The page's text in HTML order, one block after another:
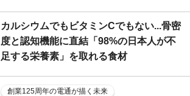
カルシウムでもビタミンCでもない...骨密
度と認知機能に直結「98%の日本人が不
足する栄養素」を取れる食材
創業125周年の電通が描く未来